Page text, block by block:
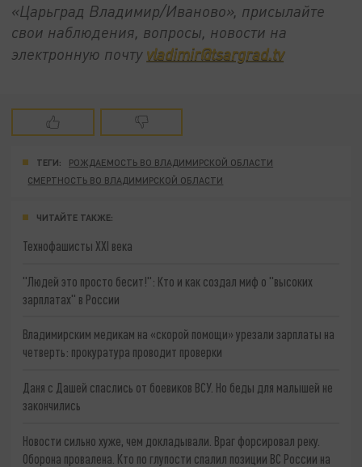
«Царьград Владимир/Иваново», присылайте
свои наблюдения, вопросы, новости на
электронную почту vladimir@tsargrad.tv
ТЕГИ:
РОЖДАЕМОСТЬ ВО ВЛАДИМИРСКОЙ ОБЛАСТИ
СМЕРТНОСТЬ ВО ВЛАДИМИРСКОЙ ОБЛАСТИ
ЧИТАЙТЕ ТАКЖЕ:
Технофашисты XXI века
"Людей это просто бесит!": Кто и как создал миф о "высоких
зарплатах" в России
Владимирским медикам на «скорой помощи» урезали зарплаты на
четверть: прокуратура проводит проверки
Даня с Дашей спаслись от боевиков ВСУ. Но беды для малышей не
закончились
Новости сильно хуже, чем докладывали. Враг форсировал реку.
Оборона провалена. Кто по глупости спалил позиции ВС России на